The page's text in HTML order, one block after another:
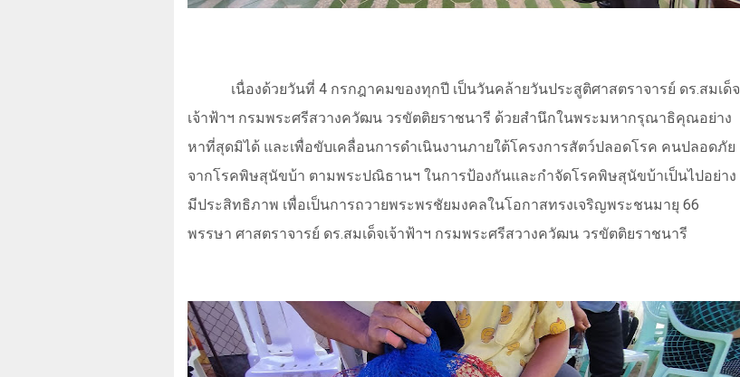
เนื่องด้วยวันที่ 4 กรกฎาคมของทุกปี เป็นวันคล้ายวันประสูติศาสตราจารย์ ดร.สมเด็จ
เจ้าฟ้าฯ กรมพระศรีสวางควัฒน วรขัตติยราชนารี ด้วยสำนึกในพระมหากรุณาธิคุณอย่าง
หาที่สุดมิได้ และเพื่อขับเคลื่อนการดำเนินงานภายใต้โครงการสัตว์ปลอดโรค คนปลอดภัย
จากโรคพิษสุนัขบ้า ตามพระปณิธานฯ ในการป้องกันและกำจัดโรคพิษสุนัขบ้าเป็นไปอย่าง
มีประสิทธิภาพ เพื่อเป็นการถวายพระพรชัยมงคลในโอกาสทรงเจริญพระชนมายุ 66
พรรษา ศาสตราจารย์ ดร.สมเด็จเจ้าฟ้าฯ กรมพระศรีสวางควัฒน วรขัตติยราชนารี